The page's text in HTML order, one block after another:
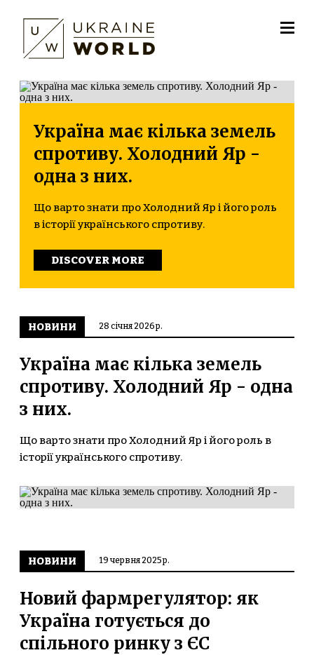
Україна має кілька земель
спротиву. Холодний Яр -
одна з них.
Що варто знати про Холодний Яр і його роль
в історії українського спротиву.
DISCOVER MORE
НОВИНИ 28 січня 2026 р.
Україна має кілька земель
спротиву. Холодний Яр - одна
з них.
Що варто знати про Холодний Яр і його роль в
історії українського спротиву.
НОВИНИ 19 червня 2025 р.
Новий фармрегулятор: як
Україна готується до
спільного ринку з ЄС